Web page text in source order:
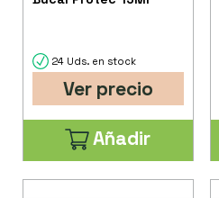
24 Uds. en stock
Ver precio
Añadir